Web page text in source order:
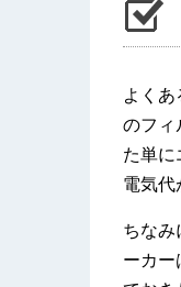
よく
のフィ
た単に
電気代
ちなみ
ーカー